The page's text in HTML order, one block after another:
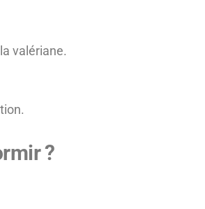
valériane.
?